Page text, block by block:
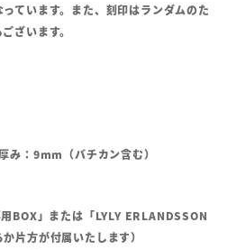
ています。また、刻印はランダムのた
ざいます。
：9mm（バチカン含む）
BOX」または「LYLY ERLANDSSON
片方が付属いたします）